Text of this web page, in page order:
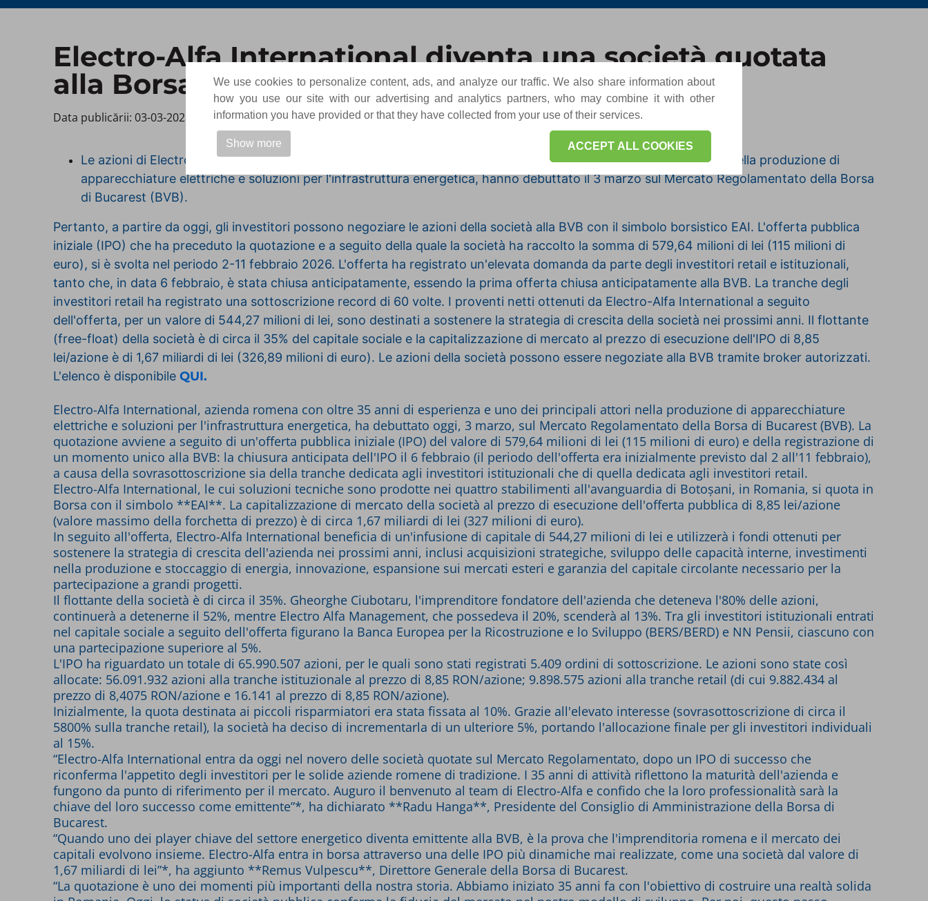
We use cookies to personalize content, ads, and analyze our traffic. We also share information about
how you use our site with our advertising and analytics partners, who may combine it with other
information you have provided or that they have collected from your use of their services.
ACCEPT ALL COOKIES
Show more
Electro-Alfa International diventa una società quotata
alla Borsa di Bucarest
Data publicării: 03-03-2026 ​
Le azioni di Electro-Alfa International, società rumena con oltre 35 anni di esperienza e uno dei principali attori nella produzione di
apparecchiature elettriche e soluzioni per l'infrastruttura energetica, hanno debuttato il 3 marzo sul Mercato Regolamentato della Borsa
di Bucarest (BVB).
Pertanto, a partire da oggi, gli investitori possono negoziare le azioni della società alla BVB con il simbolo borsistico EAI. L'offerta pubblica
iniziale (IPO) che ha preceduto la quotazione e a seguito della quale la società ha raccolto la somma di 579,64 milioni di lei (115 milioni di
euro), si è svolta nel periodo 2-11 febbraio 2026. L'offerta ha registrato un'elevata domanda da parte degli investitori retail e istituzionali,
tanto che, in data 6 febbraio, è stata chiusa anticipatamente, essendo la prima offerta chiusa anticipatamente alla BVB. La tranche degli
investitori retail ha registrato una sottoscrizione record di 60 volte. I proventi netti ottenuti da Electro-Alfa International a seguito
dell'offerta, per un valore di 544,27 milioni di lei, sono destinati a sostenere la strategia di crescita della società nei prossimi anni. Il flottante
(free-float) della società è di circa il 35% del capitale sociale e la capitalizzazione di mercato al prezzo di esecuzione dell'IPO di 8,85
lei/azione è di 1,67 miliardi di lei (326,89 milioni di euro). Le azioni della società possono essere negoziate alla BVB tramite broker autorizzati.
L'elenco è disponibile QUI.
Electro-Alfa International, azienda romena con oltre 35 anni di esperienza e uno dei principali attori nella produzione di apparecchiature
elettriche e soluzioni per l'infrastruttura energetica, ha debuttato oggi, 3 marzo, sul Mercato Regolamentato della Borsa di Bucarest (BVB). La
quotazione avviene a seguito di un'offerta pubblica iniziale (IPO) del valore di 579,64 milioni di lei (115 milioni di euro) e della registrazione di
un momento unico alla BVB: la chiusura anticipata dell'IPO il 6 febbraio (il periodo dell'offerta era inizialmente previsto dal 2 all'11 febbraio),
a causa della sovrasottoscrizione sia della tranche dedicata agli investitori istituzionali che di quella dedicata agli investitori retail.
Electro-Alfa International, le cui soluzioni tecniche sono prodotte nei quattro stabilimenti all'avanguardia di Botoșani, in Romania, si quota in
Borsa con il simbolo **EAI**. La capitalizzazione di mercato della società al prezzo di esecuzione dell'offerta pubblica di 8,85 lei/azione
(valore massimo della forchetta di prezzo) è di circa 1,67 miliardi di lei (327 milioni di euro).
In seguito all'offerta, Electro-Alfa International beneficia di un'infusione di capitale di 544,27 milioni di lei e utilizzerà i fondi ottenuti per
sostenere la strategia di crescita dell'azienda nei prossimi anni, inclusi acquisizioni strategiche, sviluppo delle capacità interne, investimenti
nella produzione e stoccaggio di energia, innovazione, espansione sui mercati esteri e garanzia del capitale circolante necessario per la
partecipazione a grandi progetti.
Il flottante della società è di circa il 35%. Gheorghe Ciubotaru, l'imprenditore fondatore dell'azienda che deteneva l'80% delle azioni,
continuerà a detenerne il 52%, mentre Electro Alfa Management, che possedeva il 20%, scenderà al 13%. Tra gli investitori istituzionali entrati
nel capitale sociale a seguito dell'offerta figurano la Banca Europea per la Ricostruzione e lo Sviluppo (BERS/BERD) e NN Pensii, ciascuno con
una partecipazione superiore al 5%.
L'IPO ha riguardato un totale di 65.990.507 azioni, per le quali sono stati registrati 5.409 ordini di sottoscrizione. Le azioni sono state così
allocate: 56.091.932 azioni alla tranche istituzionale al prezzo di 8,85 RON/azione; 9.898.575 azioni alla tranche retail (di cui 9.882.434 al
prezzo di 8,4075 RON/azione e 16.141 al prezzo di 8,85 RON/azione).
Inizialmente, la quota destinata ai piccoli risparmiatori era stata fissata al 10%. Grazie all'elevato interesse (sovrasottoscrizione di circa il
5800% sulla tranche retail), la società ha deciso di incrementarla di un ulteriore 5%, portando l'allocazione finale per gli investitori individuali
al 15%.
“Electro-Alfa International entra da oggi nel novero delle società quotate sul Mercato Regolamentato, dopo un IPO di successo che
riconferma l'appetito degli investitori per le solide aziende romene di tradizione. I 35 anni di attività riflettono la maturità dell'azienda e
fungono da punto di riferimento per il mercato. Auguro il benvenuto al team di Electro-Alfa e confido che la loro professionalità sarà la
chiave del loro successo come emittente”*, ha dichiarato **Radu Hanga**, Presidente del Consiglio di Amministrazione della Borsa di
Bucarest.
“Quando uno dei player chiave del settore energetico diventa emittente alla BVB, è la prova che l'imprenditoria romena e il mercato dei
capitali evolvono insieme. Electro-Alfa entra in borsa attraverso una delle IPO più dinamiche mai realizzate, come una società dal valore di
1,67 miliardi di lei”*, ha aggiunto **Remus Vulpescu**, Direttore Generale della Borsa di Bucarest.
“La quotazione è uno dei momenti più importanti della nostra storia. Abbiamo iniziato 35 anni fa con l'obiettivo di costruire una realtà solida